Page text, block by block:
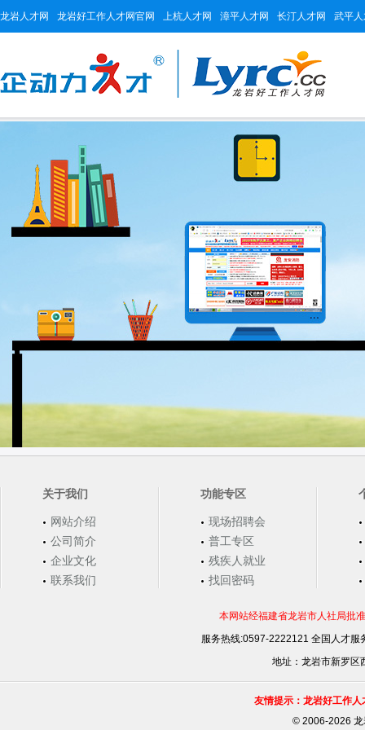
龙岩人才网 龙岩好工作人才网官网 上杭人才网 漳平人才网 长汀人才网 武平
关于我们
网站介绍
公司简介
企业文化
联系我们
功能专区
现场招聘会
普工专区
残疾人就业
找回密码
本网站经福建省龙岩市人社局批
服务热线:0597-2222121 全国人才
地址：龙岩市新罗区
友情提示：龙岩好工作
©2006-2026 龙